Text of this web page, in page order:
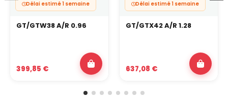
Délai estimé 1 semaine
GT/GTW38 A/R 0.96
399,85 €
Délai estimé 1 semaine
GT/GTX42 A/R 1.28
637,08 €